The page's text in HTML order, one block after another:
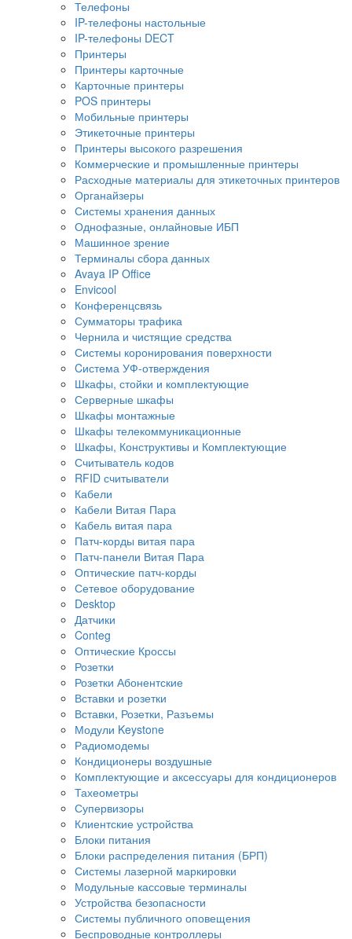
Телефоны
IP-телефоны настольные
IP-телефоны DECT
Принтеры
Принтеры карточные
Карточные принтеры
POS принтеры
Мобильные принтеры
Этикеточные принтеры
Принтеры высокого разрешения
Коммерческие и промышленные принтеры
Расходные материалы для этикеточных принтеров
Органайзеры
Системы хранения данных
Однофазные, онлайновые ИБП
Машинное зрение
Терминалы сбора данных
Avaya IP Office
Envicool
Конференцсвязь
Сумматоры трафика
Чернила и чистящие средства
Системы коронирования поверхности
Cистема УФ-отверждения
Шкафы, стойки и комплектующие
Серверные шкафы
Шкафы монтажные
Шкафы телекоммуникационные
Шкафы, Конструктивы и Комплектующие
Считыватель кодов
RFID считыватели
Кабели
Кабели Витая Пара
Кабель витая пара
Патч-корды витая пара
Патч-панели Витая Пара
Оптические патч-корды
Сетевое оборудование
Desktop
Датчики
Conteg
Оптические Кроссы
Розетки
Розетки Абонентские
Вставки и розетки
Вставки, Розетки, Разъемы
Модули Keystone
Радиомодемы
Кондиционеры воздушные
Комплектующие и аксессуары для кондиционеров
Тахеометры
Супервизоры
Клиентские устройства
Блоки питания
Блоки распределения питания (БРП)
Системы лазерной маркировки
Модульные кассовые терминалы
Устройства безопасности
Системы публичного оповещения
Беспроводные контроллеры